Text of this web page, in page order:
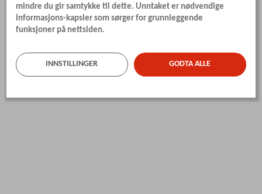
mindre du gir samtykke til dette. Unntaket er nødvendige
informasjons-kapsler som sørger for grunnleggende
funksjoner på nettsiden.
INNSTILLINGER GODTA ALLE